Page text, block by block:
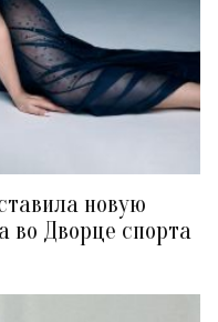
новую
во Дворце спорта